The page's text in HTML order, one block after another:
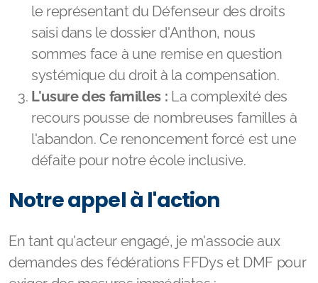
saisi dans le dossier d'Anthon, nous
sommes face à une remise en question
systémique du droit à la compensation.
L'usure des familles : La complexité des
recours pousse de nombreuses familles à
l'abandon. Ce renoncement forcé est une
défaite pour notre école inclusive.
demandes des fédérations FFDys et DMF pour
exiger des mesures immédiates :